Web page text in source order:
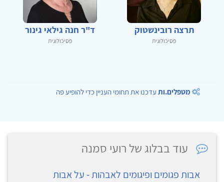
תרצה רובינשטוק
פסיכולוגית
ד"ר חנה גילאי גינור
פסיכולוגית
מטפלים.ותעדכנו את תחומי העניין כדי להופיע פה
עוד בבלוג של רועי סמנה
אבות פגומים ופיגומים לאבהות - על אבות